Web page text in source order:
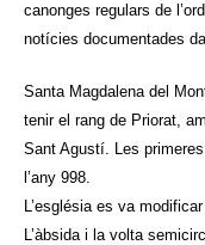
canonges regulars de
notícies documentades
Santa Magdalena del
tenir el rang de Priorat,
Sant Agustí. Les
l’any 998.
L’església es va
L’àbsida i la volta